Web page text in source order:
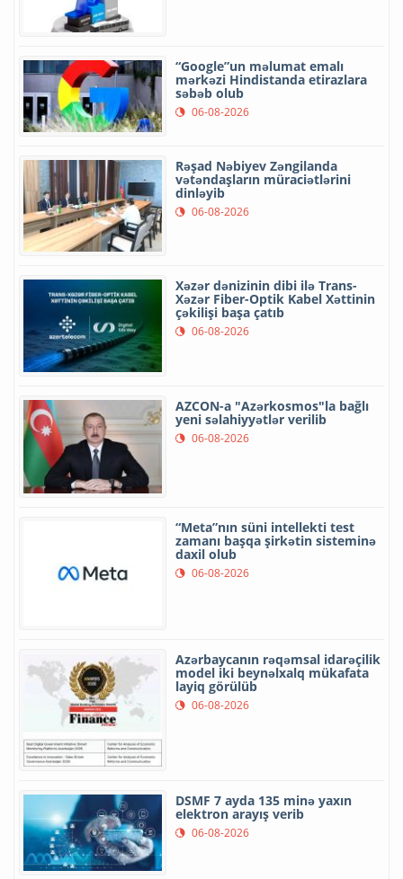
“Google”un məlumat emalı
mərkəzi Hindistanda etirazlara
səbəb olub
06-08-2026
Rəşad Nəbiyev Zəngilanda
vətəndaşların müraciətlərini
dinləyib
06-08-2026
Xəzər dənizinin dibi ilə Trans-
Xəzər Fiber-Optik Kabel Xəttinin
çəkilişi başa çatıb
06-08-2026
AZCON-a "Azərkosmos"la bağlı
yeni səlahiyyətlər verilib
06-08-2026
“Meta”nın süni intellekti test
zamanı başqa şirkətin sisteminə
daxil olub
06-08-2026
Azərbaycanın rəqəmsal idarəçilik
model iki beynəlxalq mükafata
layiq görülüb
06-08-2026
DSMF 7 ayda 135 minə yaxın
elektron arayış verib
06-08-2026